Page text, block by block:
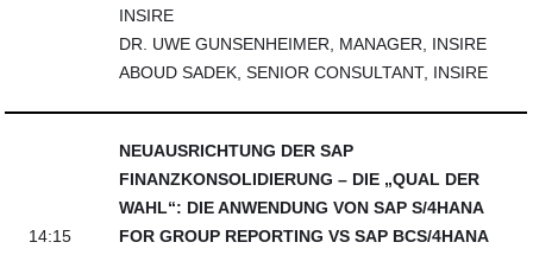
INSIRE
DR. UWE GUNSENHEIMER, MANAGER, INSIRE
ABOUD SADEK, SENIOR CONSULTANT, INSIRE
14:15
NEUAUSRICHTUNG DER SAP
FINANZKONSOLIDIERUNG – DIE „QUAL DER
WAHL“: DIE ANWENDUNG VON SAP S/4HANA
FOR GROUP REPORTING VS SAP BCS/4HANA